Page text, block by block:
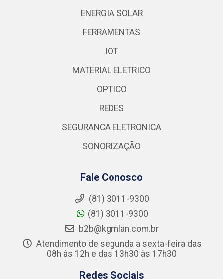
ENERGIA SOLAR
FERRAMENTAS
IOT
MATERIAL ELETRICO
OPTICO
REDES
SEGURANCA ELETRONICA
SONORIZAÇÃO
Fale Conosco
(81) 3011-9300
(81) 3011-9300
b2b@kgmlan.com.br
Atendimento de segunda a sexta-feira das
08h às 12h e das 13h30 às 17h30
Redes Sociais